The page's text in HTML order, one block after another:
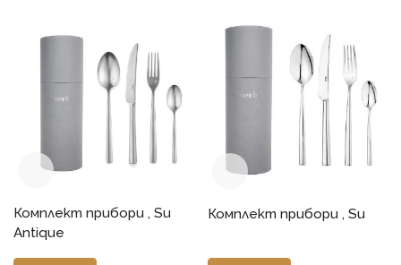
Комплект прибори , Su
Antique
Комплект прибори , Su